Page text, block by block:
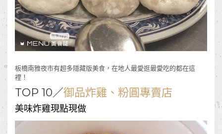
板橋南雅夜市有超多隱藏版美食，在地人最愛逛最愛吃的都在這
裡！
TOP 10／御品炸雞、粉圓專賣店
美味炸雞現點現做